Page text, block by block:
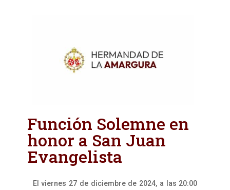
Función Solemne en
honor a San Juan
Evangelista
El viernes 27 de diciembre de 2024, a las 20:00